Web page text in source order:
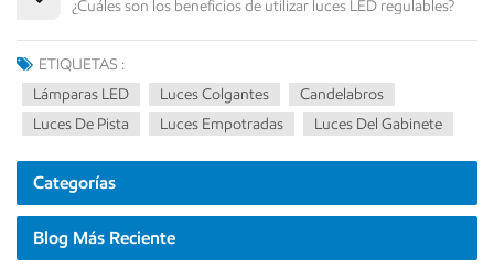
¿Cuáles son los beneficios de utilizar luces LED regulables?
ETIQUETAS :
Lámparas LED
Luces Colgantes
Candelabros
Luces De Pista
Luces Empotradas Luces Del Gabinete
Categorías
Blog Más Reciente